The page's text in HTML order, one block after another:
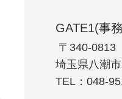
GATE1(事
⁩ 〒340-0813
埼玉県八潮
TEL：048-